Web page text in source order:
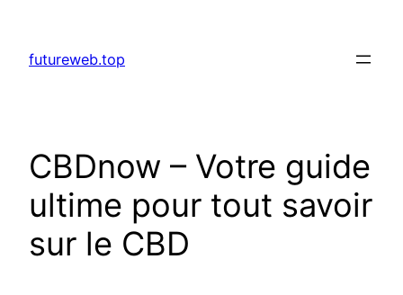
contenu
futureweb.top
CBDnow – Votre guide
ultime pour tout savoir
sur le CBD